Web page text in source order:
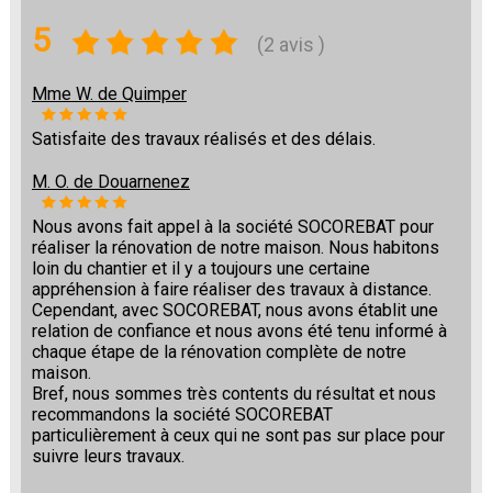
5 (2 avis )
Mme W. de Quimper
Satisfaite des travaux réalisés et des délais.
M. O. de Douarnenez
Nous avons fait appel à la société SOCOREBAT pour
réaliser la rénovation de notre maison. Nous habitons
loin du chantier et il y a toujours une certaine
appréhension à faire réaliser des travaux à distance.
Cependant, avec SOCOREBAT, nous avons établit une
relation de confiance et nous avons été tenu informé à
chaque étape de la rénovation complète de notre
maison.
Bref, nous sommes très contents du résultat et nous
recommandons la société SOCOREBAT
particulièrement à ceux qui ne sont pas sur place pour
suivre leurs travaux.